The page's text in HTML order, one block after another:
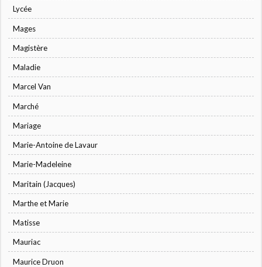
Lycée
Mages
Magistère
Maladie
Marcel Van
Marché
Mariage
Marie-Antoine de Lavaur
Marie-Madeleine
Maritain (Jacques)
Marthe et Marie
Matisse
Mauriac
Maurice Druon